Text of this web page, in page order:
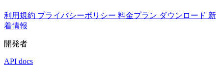
利用規約 プライバシーポリシー 料金プラン ダウンロード 新
着情報
開発者
API docs